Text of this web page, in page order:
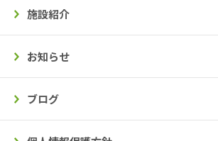
施設紹介
お知らせ
ブログ